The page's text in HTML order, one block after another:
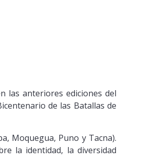
las anteriores ediciones del
de las Batallas de
Moquegua, Puno y Tacna).
la identidad, la diversidad